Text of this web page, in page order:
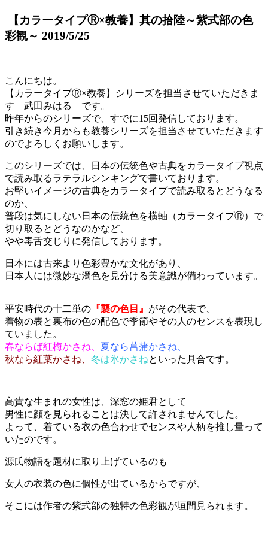
【カラータイプⓇ×教養】其の拾陸～紫式部の色
彩観～ 2019/5/25
こんにちは。
【カラータイプⓇ×教養】シリーズを担当させていただきま
す 武田みはる です。
昨年からのシリーズで、すでに15回発信しております。
引き続き今月からも教養シリーズを担当させていただきます
のでよろしくお願いします。
このシリーズでは、日本の伝統色や古典をカラータイプ視点
で読み取るラテラルシンキングで書いております。
お堅いイメージの古典をカラータイプで読み取るとどうなる
のか、
普段は気にしない日本の伝統色を横軸（カラータイプⓇ）で
切り取るとどうなのかなど、
やや毒舌交じりに発信しております。
日本には古来より色彩豊かな文化があり、
日本人には微妙な濁色を見分ける美意識が備わっています。
平安時代の十二単の 『襲の色目』 がその代表で、
着物の表と裏布の色の配色で季節やその人のセンスを表現し
ていました。
春ならば紅梅かさね、 夏なら菖蒲かさね、
秋なら紅葉かさね、 冬は氷かさねといった具合です。
高貴な生まれの女性は、深窓の姫君として
男性に顔を見られることは決して許されませんでした。
よって、着ている衣の色合わせでセンスや人柄を推し量って
いたのです。
源氏物語を題材に取り上げているのも
女人の衣装の色に個性が出ているからですが、
そこには作者の紫式部の独特の色彩観が垣間見られます。